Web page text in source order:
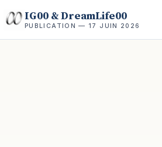
IG00 & DreamLife00
PUBLICATION — 17 JUIN 2026